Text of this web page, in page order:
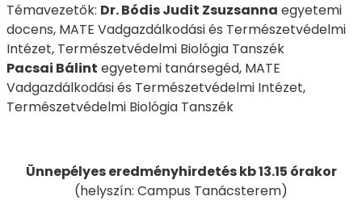
Témavezetők: Dr. Bódis Judit Zsuzsanna egyetemi
docens, MATE Vadgazdálkodási és Természetvédelmi
Intézet, Természetvédelmi Biológia Tanszék
Pacsai Bálint egyetemi tanársegéd, MATE
Vadgazdálkodási és Természetvédelmi Intézet,
Természetvédelmi Biológia Tanszék
Ünnepélyes eredményhirdetés kb 13.15 órakor
(helyszín: Campus Tanácsterem)